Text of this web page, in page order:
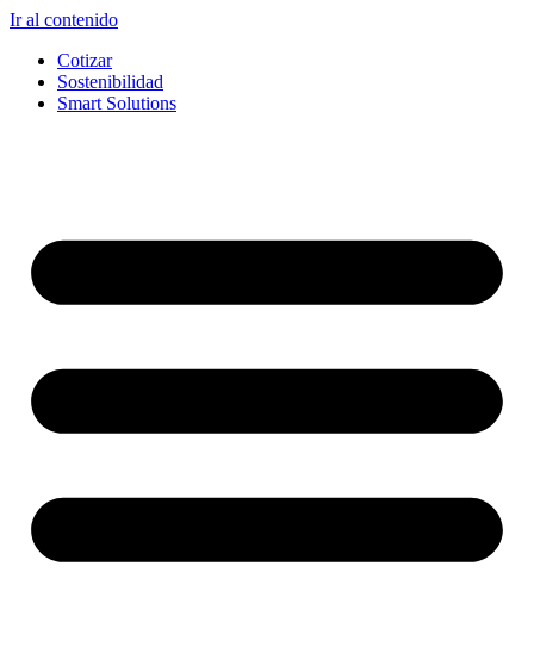
Ir al contenido
Cotizar
Sostenibilidad
Smart Solutions